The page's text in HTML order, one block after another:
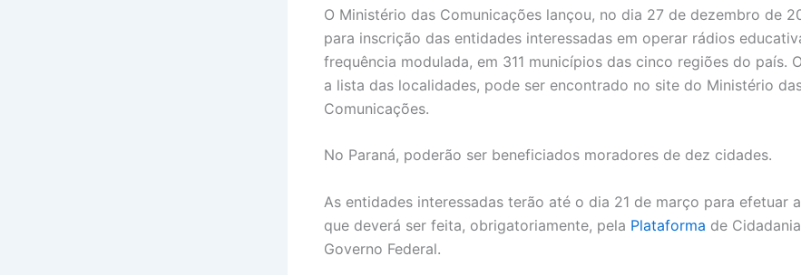
O Ministério das Comunicações lançou, no dia 27 de dezembro de
para inscrição das entidades interessadas em operar rádios
frequência modulada, em 311 municípios das cinco regiões do país.
a lista das localidades, pode ser encontrado no site do Ministério
Comunicações.
No Paraná, poderão ser beneficiados moradores de dez cidades.
As entidades interessadas terão até o dia 21 de março para efetuar
que deverá ser feita, obrigatoriamente, pela Plataforma de
Governo Federal.